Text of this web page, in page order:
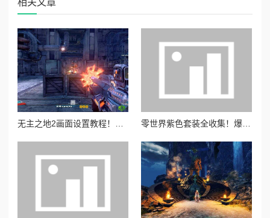
相关文章
零世界紫色套装全收集！爆肝整理高性价比搭配攻略，战力飙升必看